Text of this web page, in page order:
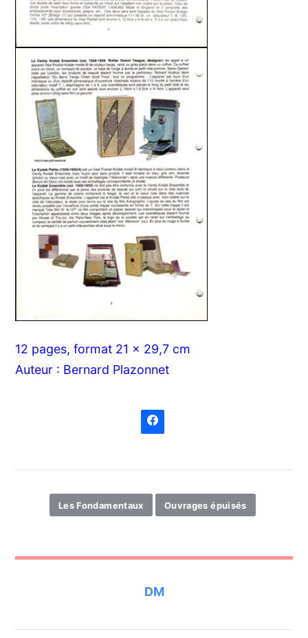
12 pages, format 21 x 29,7 cm
Auteur : Bernard Plazonnet
Les Fondamentaux Ouvrages épuisés
DM